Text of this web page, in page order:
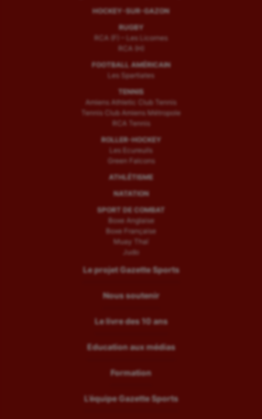
HOCKEY-SUR-GAZON
RUGBY
RCA (F) – Les Licornes
RCA (H)
FOOTBALL AMÉRICAIN
Les Spartiates
TENNIS
Amiens Athletic Club Tennis
Tennis Club Amiens Métropole
RCA Tennis
ROLLER-HOCKEY
Les Ecureuils
Green Falcons
ATHLÉTISME
NATATION
SPORT DE COMBAT
Boxe Anglaise
Boxe Française
Muay Thaï
Judo
Le projet Gazette Sports
Nous soutenir
Le livre des 10 ans
Education aux médias
Formation
L’équipe Gazette Sports